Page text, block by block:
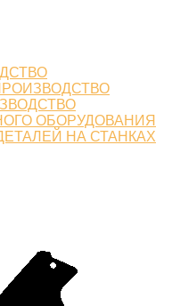
ОБОРУДОВАНИЯ
НА СТАНКАХ